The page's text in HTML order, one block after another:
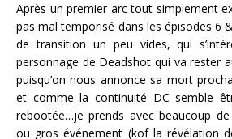
Après un premier arc tout simplement
pas mal temporisé dans les épisodes 6
de transition un peu vides, qui
personnage de Deadshot qui va rester
puisqu’on nous annonce sa mort
et comme la continuité DC semble
rebootée…je prends avec beaucoup
ou gros événement (kof la révélation